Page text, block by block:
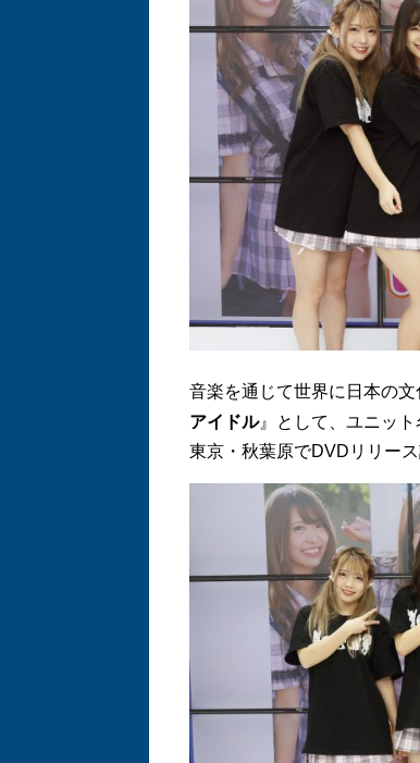
音楽を通じて世界に日本の
アイドル』として、ユニッ
東京・秋葉原でDVDリリー